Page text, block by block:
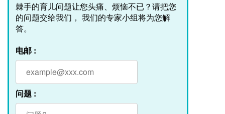
棘手的育儿问题让您头痛、烦恼不已？请把您
的问题交给我们， 我们的专家小组将为您解
答。
电邮 :
问题 :